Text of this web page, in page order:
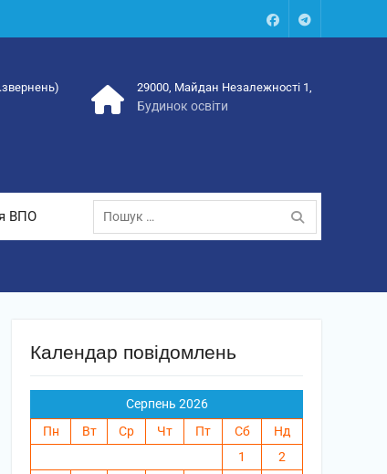
FacebookTalegram
29000, Майдан Незалежності 1,
Будинок освіти
ВПО
Пошук:
Календар повідомлень
Серпень 2026
Пн
Вт Ср Чт Пт Сб
Нд
1
2